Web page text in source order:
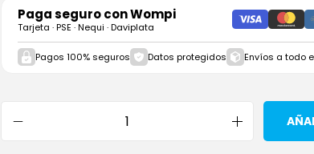
Paga seguro conWompi
Tarjeta · PSE · Nequi · Daviplata
Pagos 100% seguros Datos protegidos Envíos a todo